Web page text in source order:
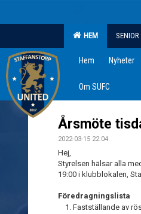
HEM SENIOR
Hem Nyheter
Om SUFC
Årsmöte
2022-03-15 22:04
Hej,
Styrelsen hälsar alla
19:00 i klubblokalen,
Föredragningslista
Fastställande av